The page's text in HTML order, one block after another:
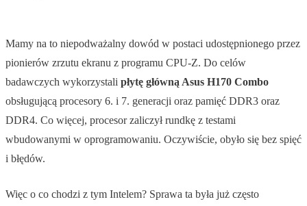
Mamy na to niepodważalny dowód w postaci udostępnionego przez
pionierów zrzutu ekranu z programu CPU-Z. Do celów
badawczych wykorzystali płytę główną Asus H170 Combo
obsługującą procesory 6. i 7. generacji oraz pamięć DDR3 oraz
DDR4. Co więcej, procesor zaliczył rundkę z testami
wbudowanymi w oprogramowaniu. Oczywiście, obyło się bez spięć
i błędów.
Więc o co chodzi z tym Intelem? Sprawa ta była już często